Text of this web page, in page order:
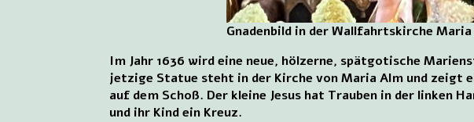
Gnadenbild in der Wallfahrtskirche
Im Jahr 1636 wird eine neue, hölzerne, spätgotische
jetzige Statue steht in der Kirche von Maria Alm und zeigt
auf dem Schoß. Der kleine Jesus hat Trauben in der linken
und ihr Kind ein Kreuz.